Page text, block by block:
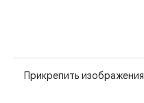
Прикрепить изображения